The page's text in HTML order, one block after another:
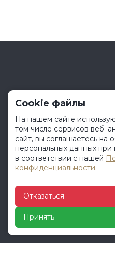
МЕНЮ
Продукция
О компании
Услуги
Клиенту
Отзывы
Контакты
Cookie файлы
На нашем сайте
том числе сервисов
сайт, вы соглашаетесь на
персональных данных
в соответствии с нашей
конфиденциальности.
Отказаться
Принять